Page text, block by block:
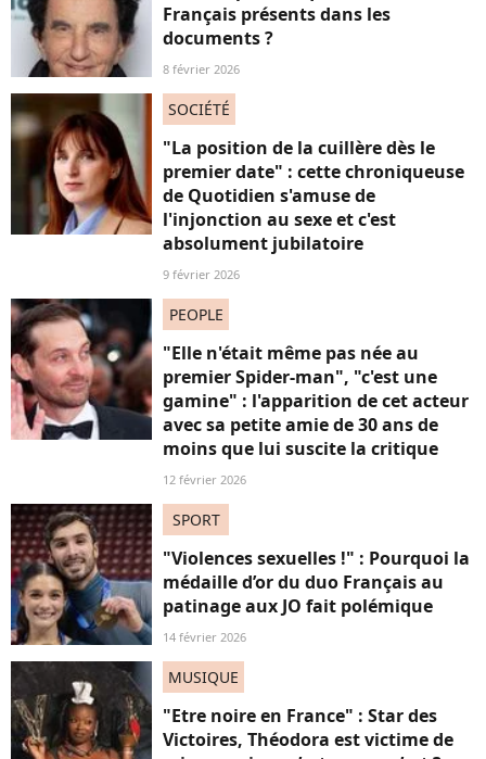
Français présents dans les
documents ?
8 février 2026
SOCIÉTÉ
"La position de la cuillère dès le
premier date" : cette chroniqueuse
de Quotidien s'amuse de
l'injonction au sexe et c'est
absolument jubilatoire
9 février 2026
PEOPLE
"Elle n'était même pas née au
premier Spider-man", "c'est une
gamine" : l'apparition de cet acteur
avec sa petite amie de 30 ans de
moins que lui suscite la critique
12 février 2026
SPORT
"Violences sexuelles !" : Pourquoi la
médaille d’or du duo Français au
patinage aux JO fait polémique
14 février 2026
MUSIQUE
"Etre noire en France" : Star des
Victoires, Théodora est victime de